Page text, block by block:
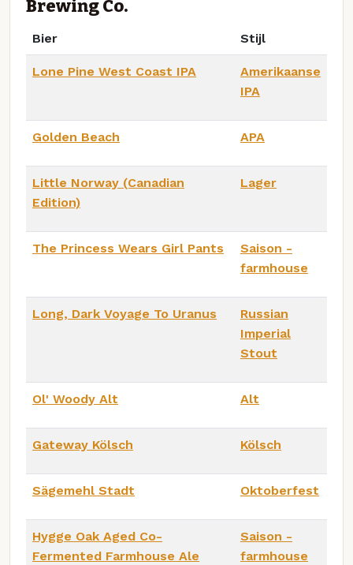
Brewing Co.
Bier Stijl
Lone Pine West Coast IPA
Amerikaanse
IPA
Golden Beach APA
Little Norway (Canadian
Edition)
Lager
The Princess Wears Girl Pants
Saison -
farmhouse
Long, Dark Voyage To Uranus
Russian
Imperial
Stout
Ol' Woody Alt Alt
Gateway Kölsch Kölsch
Sägemehl Stadt Oktoberfest
Hygge Oak Aged Co-
Fermented Farmhouse Ale
Saison -
farmhouse